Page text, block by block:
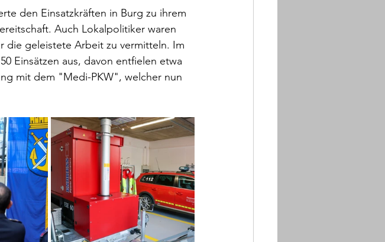
den Einsatzkräften in Burg zu ihrem
Auch Lokalpolitiker waren
die geleistete Arbeit zu vermitteln. Im
Einsätzen aus, davon entfielen etwa
mit dem "Medi-PKW", welcher nun